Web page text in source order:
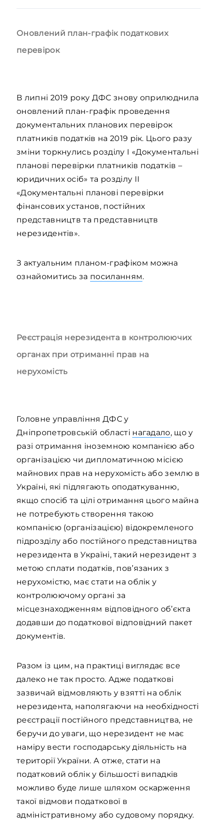
Оновлений план-графік податкових
перевірок
В липні 2019 року ДФС знову оприлюднила
оновлений план-графік проведення
документальних планових перевірок
платників податків на 2019 рік. Цього разу
зміни торкнулись розділу І «Документальні
планові перевірки платників податків –
юридичних осіб» та розділу ІІ
«Документальні планові перевірки
фінансових установ, постійних
представництв та представництв
нерезидентів».
З актуальним планом-графіком можна
ознайомитись за посиланням.
Реєстрація нерезидента в контролюючих
органах при отриманні прав на
нерухомість
Головне управління ДФС у
Дніпропетровській області нагадало, що у
разі отримання іноземною компанією або
організацією чи дипломатичною місією
майнових прав на нерухомість або землю в
Україні, які підлягають оподаткуванню,
якщо спосіб та цілі отримання цього майна
не потребують створення такою
компанією (організацією) відокремленого
підрозділу або постійного представництва
нерезидента в Україні, такий нерезидент з
метою сплати податків, пов’язаних з
нерухомістю, має стати на облік у
контролюючому органі за
місцезнаходженням відповідного об’єкта
додавши до податкової відповідний пакет
документів.
Разом із цим, на практиці виглядає все
далеко не так просто. Адже податкові
зазвичай відмовляють у взятті на облік
нерезидента, наполягаючи на необхідності
реєстрації постійного представництва, не
беручи до уваги, що нерезидент не має
наміру вести господарську діяльність на
території України. А отже, стати на
податковий облік у більшості випадків
можливо буде лише шляхом оскарження
такої відмови податкової в
адміністративному або судовому порядку.